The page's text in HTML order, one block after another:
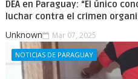
DEA en Paraguay: “El único
luchar contra el crimen
Unknown Mar 07, 2025
NOTICIAS DE PARAGUAY